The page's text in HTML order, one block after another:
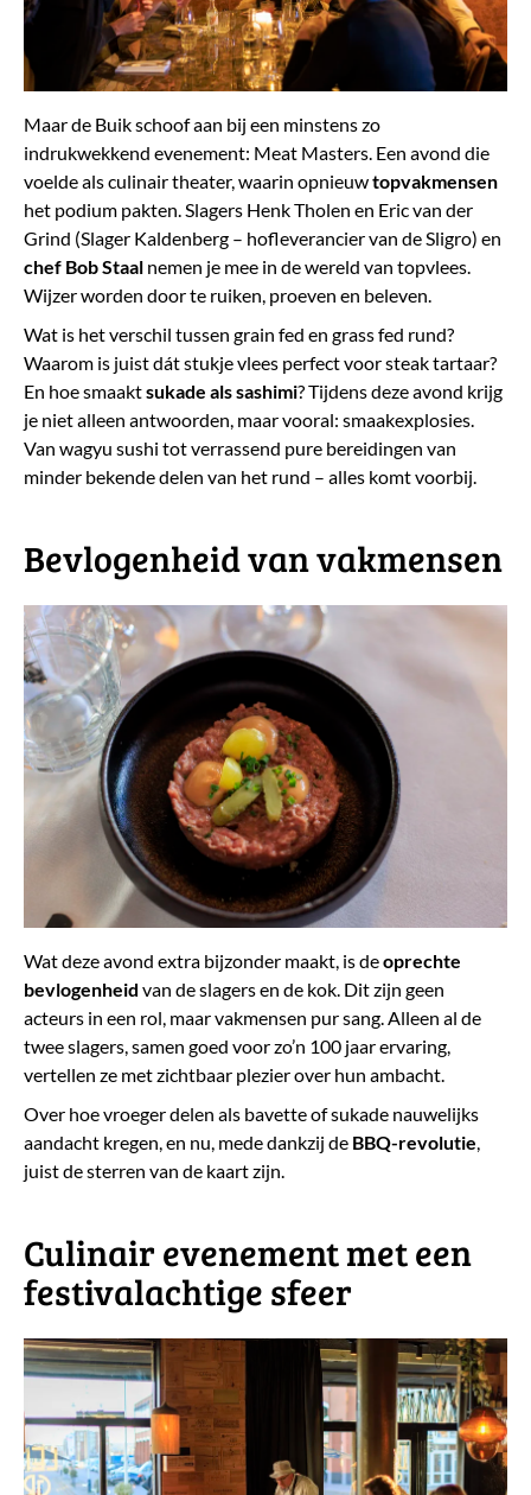
Maar de Buik schoof aan bij een minstens zo
indrukwekkend evenement: Meat Masters. Een avond die
voelde als culinair theater, waarin opnieuwtopvakmensen
het podium pakten. Slagers Henk Tholen en Eric van der
Grind (Slager Kaldenberg – hofleverancier van de Sligro) en
chef Bob Staal nemen je mee in de wereld van topvlees.
Wijzer worden door te ruiken, proeven en beleven.
Wat is het verschil tussen grain fed en grass fed rund?
Waarom is juist dát stukje vlees perfect voor steak tartaar?
En hoe smaaktsukade als sashimi? Tijdens deze avond krijg
je niet alleen antwoorden, maar vooral: smaakexplosies.
Van wagyu sushi tot verrassend pure bereidingen van
minder bekende delen van het rund – alles komt voorbij.
​Bevlogenheid van vakmensen
Wat deze avond extra bijzonder maakt, is deoprechte
bevlogenheid van de slagers en de kok. Dit zijn geen
acteurs in een rol, maar vakmensen pur sang. Alleen al de
twee slagers, samen goed voor zo’n 100 jaar ervaring,
vertellen ze met zichtbaar plezier over hun ambacht.
Over hoe vroeger delen als bavette of sukade nauwelijks
aandacht kregen, en nu, mede dankzij de BBQ-revolutie,
juist de sterren van de kaart zijn.
​Culinair evenement met een
festivalachtige sfeer